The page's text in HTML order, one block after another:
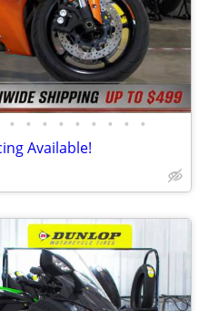
• • • • • • • • •
Available!